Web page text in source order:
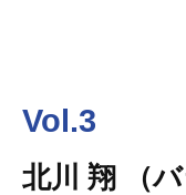
Vol.3
北川 翔 （